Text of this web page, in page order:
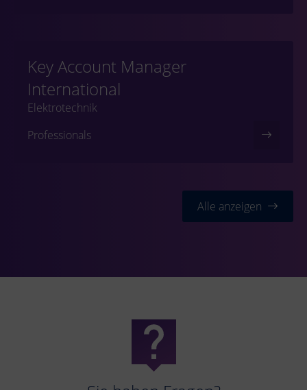
Key Account Manager
International
Elektrotechnik
Professionals
Alle anzeigen